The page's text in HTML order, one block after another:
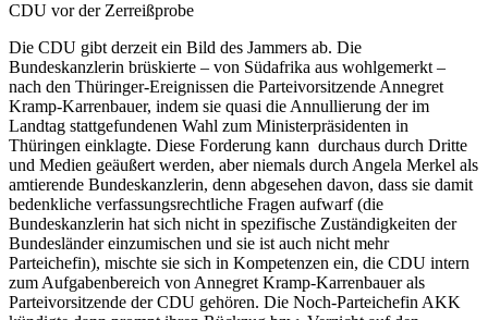
CDU vor der Zerreißprobe
Die CDU gibt derzeit ein Bild des Jammers ab. Die
Bundeskanzlerin brüskierte – von Südafrika aus wohlgemerkt –
nach den Thüringer-Ereignissen die Parteivorsitzende Annegret
Kramp-Karrenbauer, indem sie quasi die Annullierung der im
Landtag stattgefundenen Wahl zum Ministerpräsidenten in
Thüringen einklagte. Diese Forderung kann durchaus durch Dritte
und Medien geäußert werden, aber niemals durch Angela Merkel als
amtierende Bundeskanzlerin, denn abgesehen davon, dass sie damit
bedenkliche verfassungsrechtliche Fragen aufwarf (die
Bundeskanzlerin hat sich nicht in spezifische Zuständigkeiten der
Bundesländer einzumischen und sie ist auch nicht mehr
Parteichefin), mischte sie sich in Kompetenzen ein, die CDU intern
zum Aufgabenbereich von Annegret Kramp-Karrenbauer als
Parteivorsitzende der CDU gehören. Die Noch-Parteichefin AKK